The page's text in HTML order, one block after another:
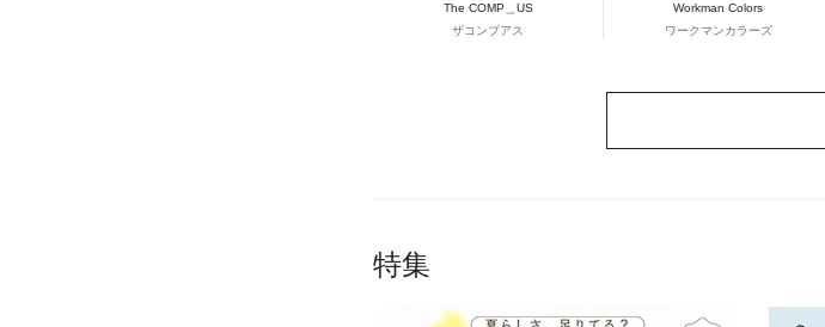
The COMP＿US
ザコンプアス
Workman Colors
ワークマンカラーズ
特集